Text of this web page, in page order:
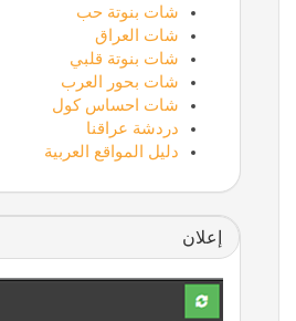
شات بنوتة حب
شات العراق
شات بنوتة قلبي
شات بحور العرب
شات احساس كول
دردشة عراقنا
دليل المواقع العربية
إعلان